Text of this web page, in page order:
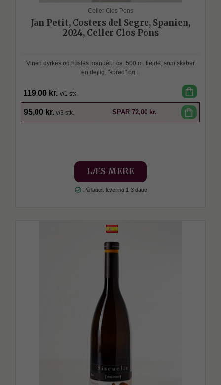
Celler Clos Pons
Jan Petit, Costers del Segre, Spanien,
2024, Celler Clos Pons
Vinen dyrkes og høstes manuelt i ca. 500 m. højde, som skaber
en dejlig, "sprød" og...
119,00 kr. v/1 stk. shopping_bag
95,00 kr. v/3 stk. SPAR 72,00 kr. shopping_bag
LÆS MERE
check_circle På lager. levering 1-3 dage